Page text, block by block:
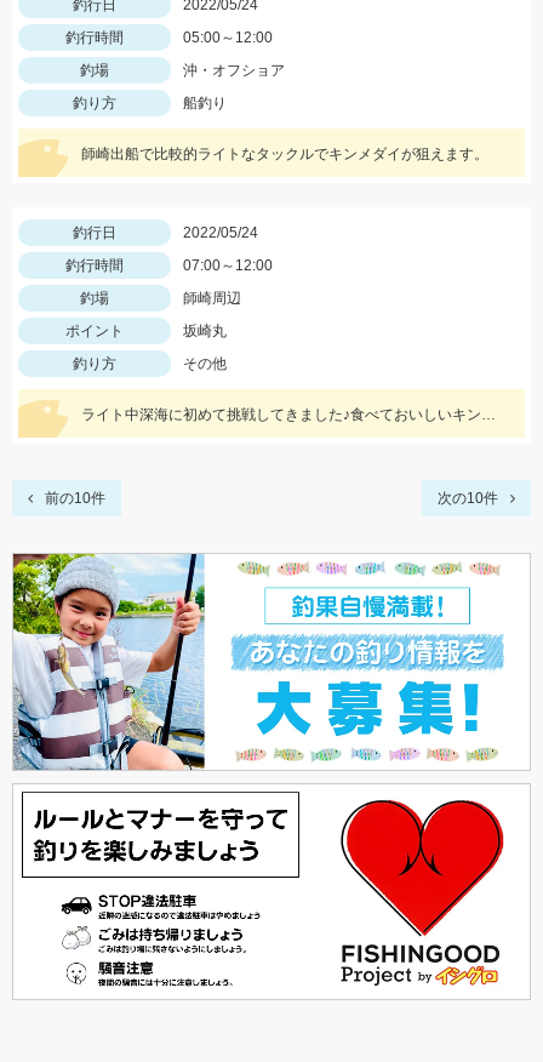
釣行日
2022/05/24
釣行時間
05:00～12:00
釣場
沖・オフショア
釣り方
船釣り
師崎出船で比較的ライトなタックルでキンメダイが狙えます。
釣行日
2022/05/24
釣行時間
07:00～12:00
釣場
師崎周辺
ポイント
坂崎丸
釣り方
その他
ライト中深海に初めて挑戦してきました♪食べておいしいキンメを釣ってみてはいかがでしょうか？ 水深300～400ｍで仕掛けは5～8本針のライト中深海用胴突き仕掛けに250号のオモリを使用しました
前の10件 次の10件